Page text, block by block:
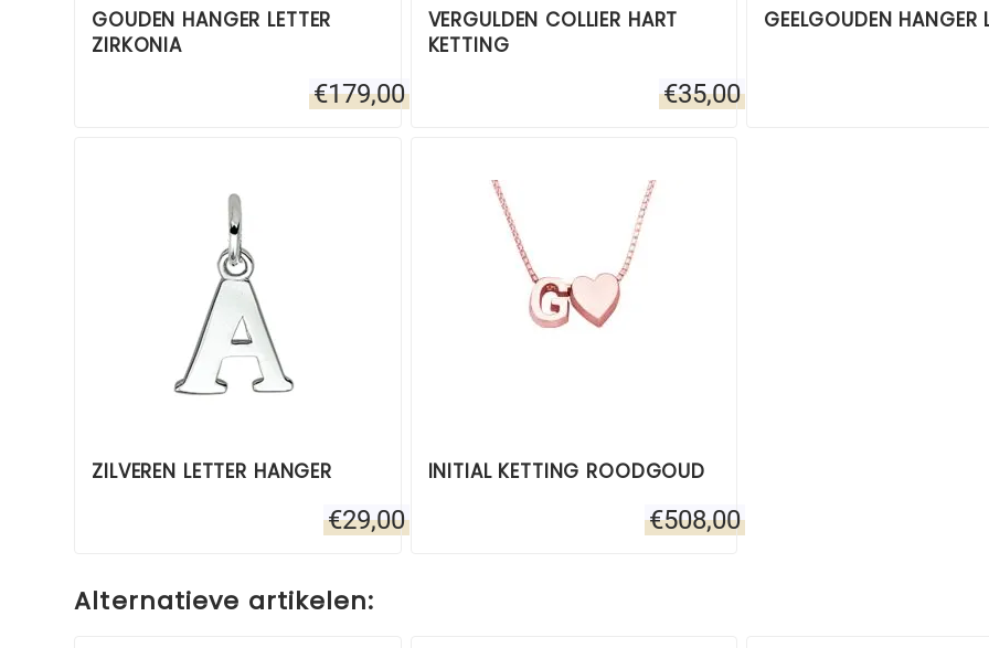
GOUDEN HANGER LETTER
ZIRKONIA
€179,00
VERGULDEN COLLIER HART
KETTING
€35,00
GEELGOUDEN HANGER
ZILVEREN LETTER HANGER
€29,00
INITIAL KETTING ROODGOUD
€508,00
Alternatieve artikelen: